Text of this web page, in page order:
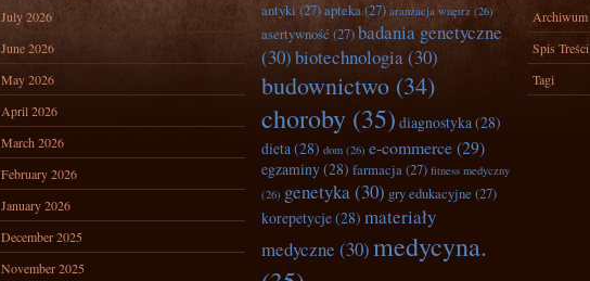
July 2026
June 2026
May 2026
April 2026
March 2026
February 2026
January 2026
December 2025
November 2025
antyki(27)apteka(27) aranżacja wnętrz (26)
asertywność (27)badania genetyczne
(30)biotechnologia(30)
budownictwo (34)
choroby (35) diagnostyka(28)
dieta(28) dom (26) e-commerce(29)
egzaminy(28) farmacja(27) fitness medyczny
(26) genetyka(30) gry edukacyjne (27)
korepetycje(28) materiały
medyczne (30)medycyna.
Archiwum
Spis Treści
Tagi